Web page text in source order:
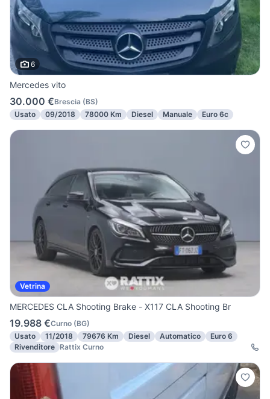
6
Mercedes vito
30.000 €Brescia (BS)
Usato
09/2018 78000 Km Diesel Manuale Euro 6c
Vetrina
MERCEDES CLA Shooting Brake - X117 CLA Shooting Br
19.988 €Curno (BG)
Usato
11/2018 79676 Km Diesel Automatico
Euro 6
Rivenditore Rattix Curno